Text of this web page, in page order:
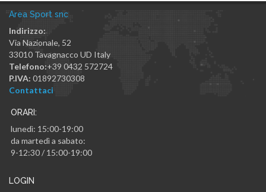
Area Sport snc
Indirizzo:
Via Nazionale, 52
33010 Tavagnacco UD Italy
Telefono:+39 0432 572724
P.IVA: 01892730308
Contattaci
ORARI:
lunedì: 15:00-19:00
da martedì a sabato:
9-12:30 / 15:00-19:00
LOGIN